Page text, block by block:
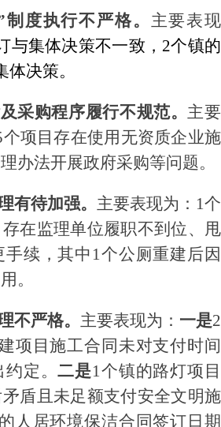
制度执行不严格。 主要表现
与集体决策不一致 ， 2个镇的
决策。
采购程序履行不规范。 主要
项目存在使用 无资质企业施
办法开展政府采购等问题。
有待加强。 主要表现为： 1个
在监理单位履职不到位、甩
手续 ，其中 1个公厕重建后因
。
不严格。 主要表现为： 一是2
项目施工合同未对支付时间
约定。二是1个镇的路灯项目
盾且未足额支付安全文明施
人居环境保洁合同签订日期